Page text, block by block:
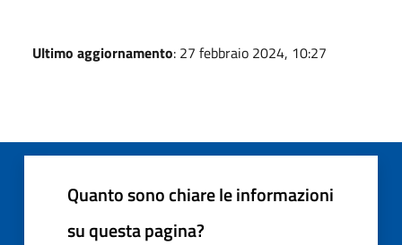
Ultimo aggiornamento: 27 febbraio 2024, 10:27
Quanto sono chiare le informazioni
su questa pagina?